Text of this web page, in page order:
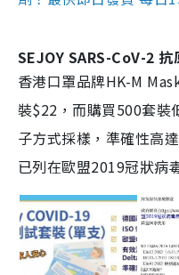
SEJOY SARS-CoV-2 抗
香港口罩品牌HK-M
裝$22，而購買500套裝
子方式採樣，準確性高
已列在歐盟2019冠狀病